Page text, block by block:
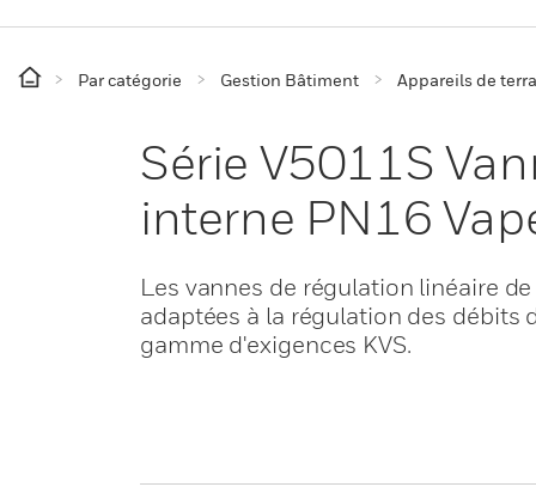
Par catégorie Gestion Bâtiment Appareils de
Série V5011S
interne PN16
Les vannes de régulation linéaire
adaptées à la régulation des débits
gamme d'exigences KVS.